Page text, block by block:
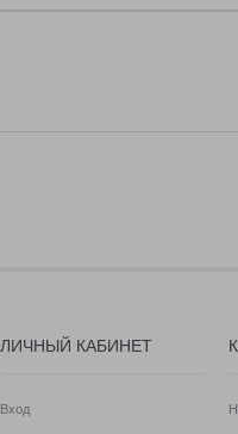
ЛИЧНЫЙ КАБИНЕТ
Вход